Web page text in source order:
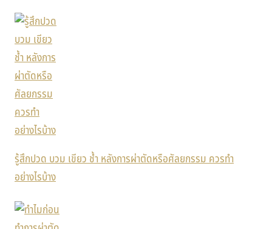
รู้สึกปวด บวม เขียว ช้ำ หลังการผ่าตัดหรือศัลยกรรม ควรทำ
อย่างไรบ้าง